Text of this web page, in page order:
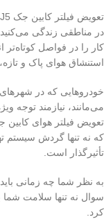
در مناطقی زندگی
کار را در فواصل کوتاه‌تر
استنشاق هوای پاک و
خودروهایی که در
می‌مانند، نیازمند توجه
تعویض فیلتر هوای
که نه تنها گردش سیستم
تأثیرگذار است.
سوال نه تنها سلامت شما
کرد.